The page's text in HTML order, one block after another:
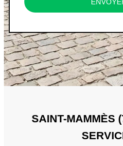
SAINT-MAMMÈS